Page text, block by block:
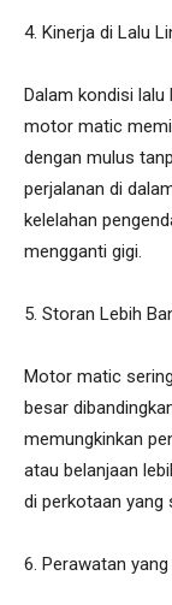
4. Kinerja di Lalu
Dalam kondisi lalu
motor matic
dengan mulus
perjalanan di
kelelahan
mengganti gigi.
5. Storan Lebih
Motor matic
besar
memungkinkan
atau belanjaan
di perkotaan yang
6. Perawatan